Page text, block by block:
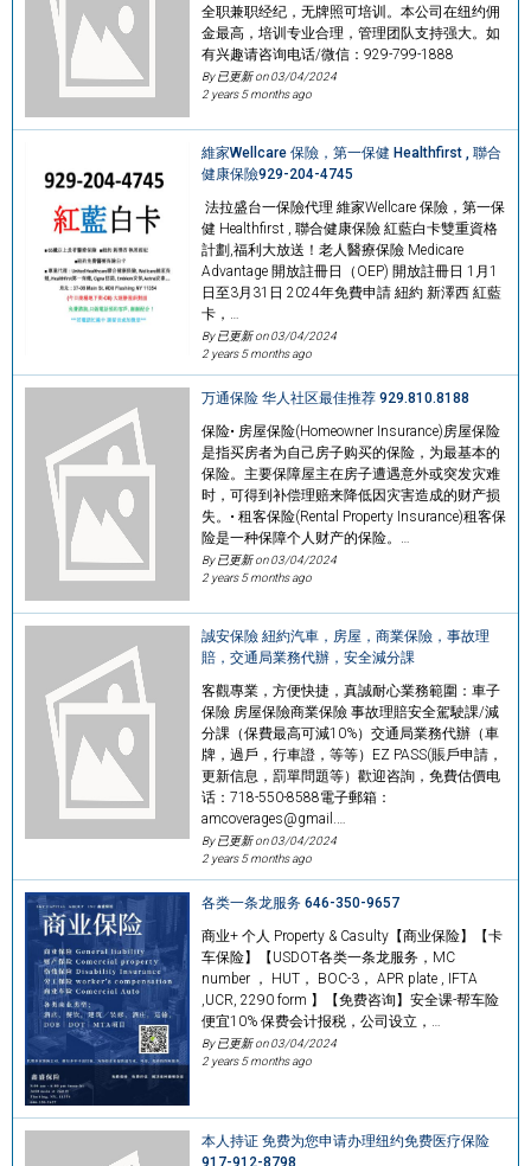
全职兼职经纪，无牌照可培训。本公司在纽约佣
金最高，培训专业合理，管理团队支持强大。如
有兴趣请咨询电话/微信：929-799-1888
By 已更新 on03/04/2024
2 years 5 months ago
維家Wellcare 保險，第一保健 Healthfirst , 聯合
健康保險929-204-4745
法拉盛台一保險代理 維家Wellcare 保險，第一保
健 Healthfirst , 聯合健康保險 紅藍白卡雙重資格
計劃,福利大放送！老人醫療保險 Medicare
Advantage 開放註冊日（OEP) 開放註冊日 1月1
日至3月31日 2024年免費申請 紐約 新澤西 紅藍
卡，…
By 已更新 on03/04/2024
2 years 5 months ago
万通保险 华人社区最佳推荐 929.810.8188
保险• 房屋保险(Homeowner Insurance)房屋保险
是指买房者为自己房子购买的保险，为最基本的
保险。主要保障屋主在房子遭遇意外或突发灾难
时，可得到补偿理赔来降低因灾害造成的财产损
失。• 租客保险(Rental Property Insurance)租客保
险是一种保障个人财产的保险。…
By 已更新 on03/04/2024
2 years 5 months ago
誠安保險 紐約汽車，房屋，商業保險，事故理
賠，交通局業務代辦，安全減分課
客觀專業，方便快捷，真誠耐心業務範圍：車子
保險 房屋保險商業保險 事故理賠安全駕駛課/減
分課（保費最高可減10%）交通局業務代辦（車
牌，過戶，行車證，等等）EZ PASS(賬戶申請，
更新信息，罰單問題等）歡迎咨詢，免費估價电
话：718-550-8588電子郵箱：
amcoverages@gmail.…
By 已更新 on03/04/2024
2 years 5 months ago
各类一条龙服务 646-350-9657
商业+ 个人 Property & Casulty【商业保险】【卡
车保险】【USDOT各类一条龙服务，MC
number ， HUT， BOC-3， APR plate , IFTA
,UCR, 2290 form 】【免费咨询】安全课-帮车险
便宜10% 保费会计报税，公司设立，…
By 已更新 on03/04/2024
2 years 5 months ago
本人持证 免费为您申请办理纽约免费医疗保险
917-912-8798